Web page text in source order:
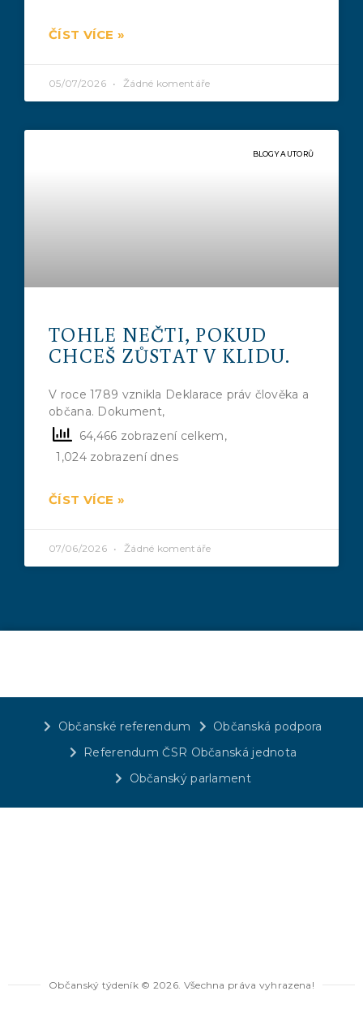
ČÍST VÍCE »
05/07/2026 Žádné komentáře
BLOGY AUTORŮ
TOHLE NEČTI, POKUD
CHCEŠ ZŮSTAT V KLIDU.
V roce 1789 vznikla Deklarace práv člověka a
občana. Dokument,
64,466 zobrazení celkem,
1,024 zobrazení dnes
ČÍST VÍCE »
07/06/2026 Žádné komentáře
Občanské referendum
Občanská podpora
Referendum ČSR Občanská jednota
Občanský parlament
Občanský týdeník © 2026. Všechna práva vyhrazena!